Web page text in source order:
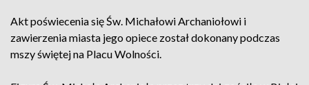
Akt poświecenia się Św. Michałowi Archaniołowi i
zawierzenia miasta jego opiece został dokonany podczas
mszy świętej na Placu Wolności.